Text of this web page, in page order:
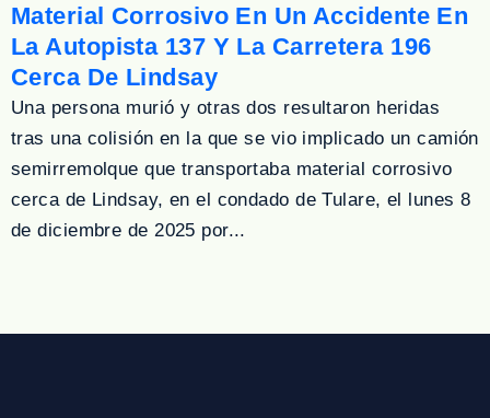
Material Corrosivo En Un Accidente En
La Autopista 137 Y La Carretera 196
Cerca De Lindsay
Una persona murió y otras dos resultaron heridas
tras una colisión en la que se vio implicado un camión
semirremolque que transportaba material corrosivo
cerca de Lindsay, en el condado de Tulare, el lunes 8
de diciembre de 2025 por...